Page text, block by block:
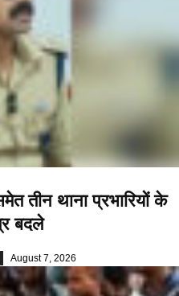
तीन थाना प्रभारियाें के
बदले
August 7, 2026